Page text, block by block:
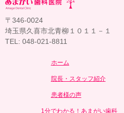
〒346-0024
埼玉県久喜市北青柳１０１１－１
TEL: 048-021-8811
ホーム
院長・スタッフ紹介
患者様の声
1分でわかる！あまがい歯科